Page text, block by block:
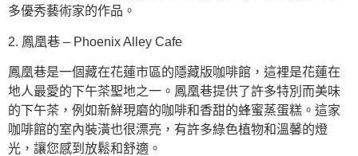
多優秀藝術家的作品。
2. 鳳凰巷 – Phoenix Alley Cafe
鳳凰巷是一個藏在花蓮市區的隱藏版咖啡館，這裡是花蓮在
地人最愛的下午茶聖地之一。鳳凰巷提供了許多特別而美味
的下午茶，例如新鮮現磨的咖啡和香甜的蜂蜜蒸蛋糕。這家
咖啡館的室內裝潢也很漂亮，有許多綠色植物和溫馨的燈
光，讓您感到放鬆和舒適。